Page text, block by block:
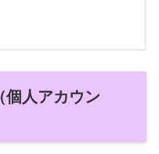
人アカウン